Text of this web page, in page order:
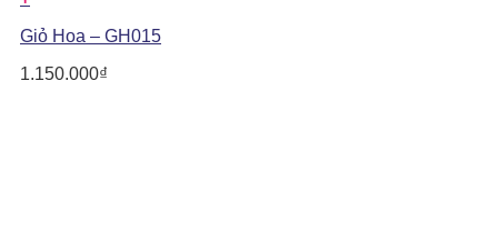
Giỏ Hoa – GH015
1.150.000₫